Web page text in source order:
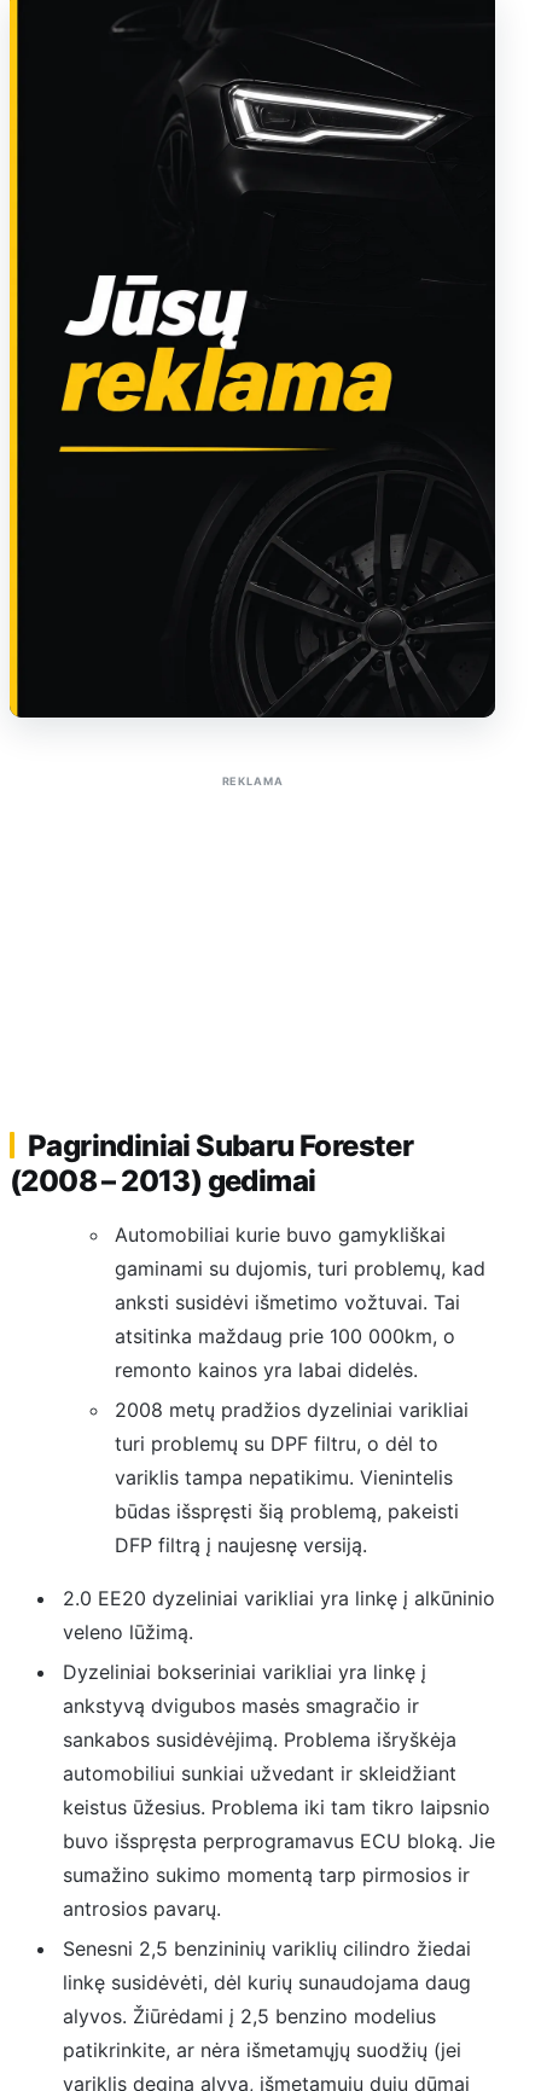
REKLAMA
Pagrindiniai Subaru Forester
(2008 – 2013) gedimai
Automobiliai kurie buvo gamykliškai
gaminami su dujomis, turi problemų, kad
anksti susidėvi išmetimo vožtuvai. Tai
atsitinka maždaug prie 100 000km, o
remonto kainos yra labai didelės.
2008 metų pradžios dyzeliniai varikliai
turi problemų su DPF filtru, o dėl to
variklis tampa nepatikimu. Vienintelis
būdas išspręsti šią problemą, pakeisti
DFP filtrą į naujesnę versiją.
2.0 EE20 dyzeliniai varikliai yra linkę į alkūninio
veleno lūžimą.
Dyzeliniai bokseriniai varikliai yra linkę į
ankstyvą dvigubos masės smagračio ir
sankabos susidėvėjimą. Problema išryškėja
automobiliui sunkiai užvedant ir skleidžiant
keistus ūžesius. Problema iki tam tikro laipsnio
buvo išspręsta perprogramavus ECU bloką. Jie
sumažino sukimo momentą tarp pirmosios ir
antrosios pavarų.
Senesni 2,5 benzininių variklių cilindro žiedai
linkę susidėvėti, dėl kurių sunaudojama daug
alyvos. Žiūrėdami į 2,5 benzino modelius
patikrinkite, ar nėra išmetamųjų suodžių (jei
variklis degina alyvą, išmetamųjų dujų dūmai